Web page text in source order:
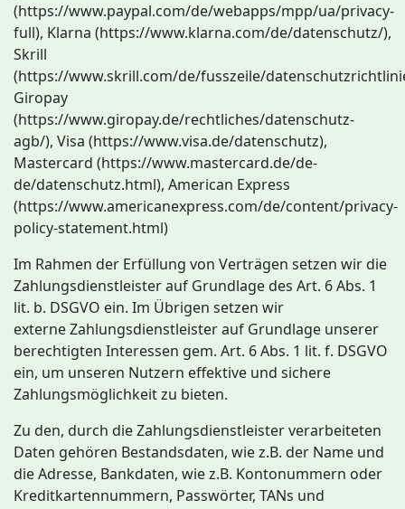
(https://www.paypal.com/de/webapps/mpp/ua/privacy-
full), Klarna (https://www.klarna.com/de/datenschutz/),
Skrill
(https://www.skrill.com/de/fusszeile/
Giropay
(https://www.giropay.de/rechtliches/datenschutz-
agb/), Visa (https://www.visa.de/datenschutz),
Mastercard (https://www.mastercard.de/de-
de/datenschutz.html), American Express
(https://www.americanexpress.com/de/content/privacy-
policy-statement.html)
Im Rahmen der Erfüllung von Verträgen setzen wir die
Zahlungsdienstleister auf Grundlage des Art. 6 Abs. 1
lit. b. DSGVO ein. Im Übrigen setzen wir
externe Zahlungsdienstleister auf Grundlage unserer
berechtigten Interessen gem. Art. 6 Abs. 1 lit. f. DSGVO
ein, um unseren Nutzern effektive und sichere
Zahlungsmöglichkeit zu bieten.
Zu den, durch die Zahlungsdienstleister verarbeiteten
Daten gehören Bestandsdaten, wie z.B. der Name und
die Adresse, Bankdaten, wie z.B. Kontonummern oder
Kreditkartennummern, Passwörter, TANs und